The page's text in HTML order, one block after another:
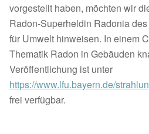
vorgestellt haben, möchten wir
Radon-Superheldin Radonia
für Umwelt hinweisen. In einem
Thematik Radon in Gebäuden
Veröffentlichung ist unter
https://www.lfu.bayern.de/
frei verfügbar.